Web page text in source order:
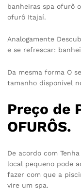
banheiras spa ofurô
ofurô Itajaí.
Analogamente
e se refrescar:
Da mesma forma O
tamanho disponível
Preço de
OFURÔS.
De acordo com
local pequeno pode
fazer com que a
vire um spa.